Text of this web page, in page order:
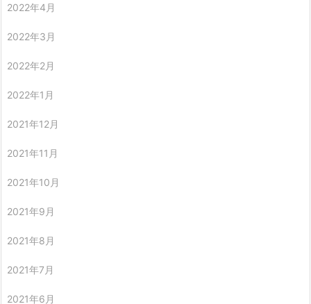
2022年4月
2022年3月
2022年2月
2022年1月
2021年12月
2021年11月
2021年10月
2021年9月
2021年8月
2021年7月
2021年6月